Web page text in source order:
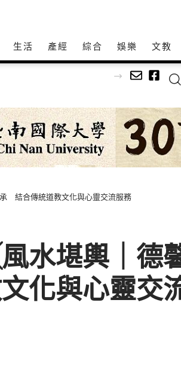
生活 產經 綜合 娛樂 文教
耕社區
結合傳統道教文化與心靈交流服務
水堪輿｜德
化與心靈交